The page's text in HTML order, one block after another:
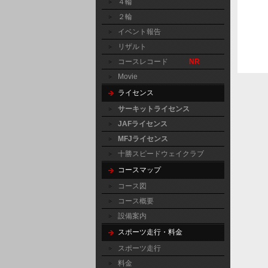
４輪
２輪
イベント報告
リザルト
コースレコード
NR
Movie
ライセンス
サーキットライセンス
JAFライセンス
MFJライセンス
十勝スピードウェイクラブ
コースマップ
コース図
コース概要
設備案内
スポーツ走行・料金
スポーツ走行
料金